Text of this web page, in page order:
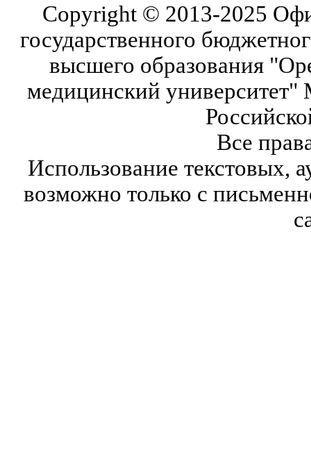
Copyright © 2013-2025
государственного
высшего образования
медицинский университет"
Все
Использование текстовых,
возможно только с